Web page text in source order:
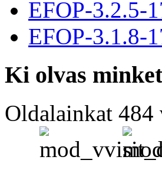
EFOP-3.2.5-
EFOP-3.1.8-
Ki olvas
Oldalainkat 484